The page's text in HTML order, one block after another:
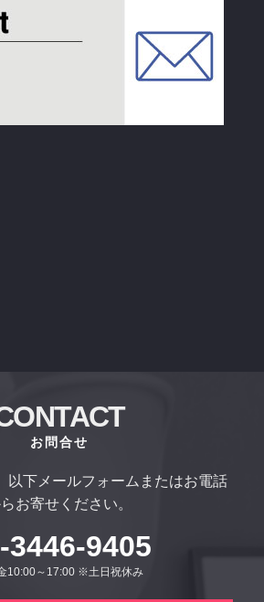
お問合せ
以下メールフォームまたはお電話
お寄せください。
3446-9405
10:00～17:00 ※土日祝休み